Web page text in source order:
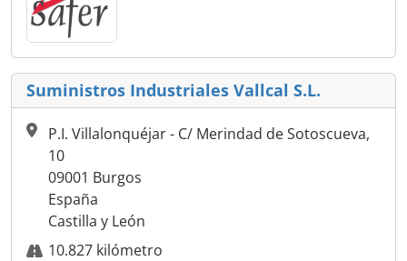
Suministros Industriales Vallcal S.L.
P.I. Villalonquéjar - C/ Merindad de Sotoscueva,
10
09001 Burgos
España
Castilla y León
10.827 kilómetro